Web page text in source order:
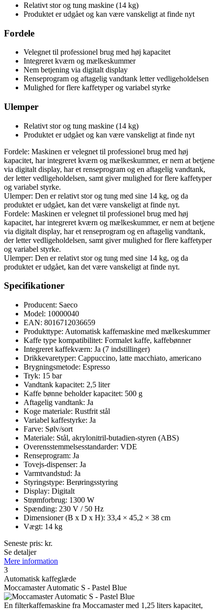
Relativt stor og tung maskine (14 kg)
Produktet er udgået og kan være vanskeligt at finde nyt
Fordele
Velegnet til professionel brug med høj kapacitet
Integreret kværn og mælkeskummer
Nem betjening via digitalt display
Renseprogram og aftagelig vandtank letter vedligeholdelsen
Mulighed for flere kaffetyper og variabel styrke
Ulemper
Relativt stor og tung maskine (14 kg)
Produktet er udgået og kan være vanskeligt at finde nyt
Fordele: Maskinen er velegnet til professionel brug med høj
kapacitet, har integreret kværn og mælkeskummer, er nem at betjene
via digitalt display, har et renseprogram og en aftagelig vandtank,
der letter vedligeholdelsen, samt giver mulighed for flere kaffetyper
og variabel styrke.
Ulemper: Den er relativt stor og tung med sine 14 kg, og da
produktet er udgået, kan det være vanskeligt at finde nyt.
Fordele: Maskinen er velegnet til professionel brug med høj
kapacitet, har integreret kværn og mælkeskummer, er nem at betjene
via digitalt display, har et renseprogram og en aftagelig vandtank,
der letter vedligeholdelsen, samt giver mulighed for flere kaffetyper
og variabel styrke.
Ulemper: Den er relativt stor og tung med sine 14 kg, og da
produktet er udgået, kan det være vanskeligt at finde nyt.
Specifikationer
Producent: Saeco
Model: 10000040
EAN: 8016712036659
Produkttype: Automatisk kaffemaskine med mælkeskummer
Kaffe type kompatibilitet: Formalet kaffe, kaffebønner
Integreret kaffekværn: Ja (7 indstillinger)
Drikkevaretyper: Cappuccino, latte macchiato, americano
Brygningsmetode: Espresso
Tryk: 15 bar
Vandtank kapacitet: 2,5 liter
Kaffe bønne beholder kapacitet: 500 g
Aftagelig vandtank: Ja
Koge materiale: Rustfrit stål
Variabel kaffestyrke: Ja
Farve: Sølv/sort
Materiale: Stål, akrylonitril-butadien-styren (ABS)
Overensstemmelsesstandarder: VDE
Renseprogram: Ja
Tovejs-dispenser: Ja
Varmtvandstud: Ja
Styringstype: Berøringsstyring
Display: Digitalt
Strømforbrug: 1300 W
Spænding: 230 V / 50 Hz
Dimensioner (B x D x H): 33,4 × 45,2 × 38 cm
Vægt: 14 kg
Seneste pris: kr.
Se detaljer
Mere information
3
Automatisk kaffeglæde
Moccamaster Automatic S - Pastel Blue
En filterkaffemaskine fra Moccamaster med 1,25 liters kapacitet,